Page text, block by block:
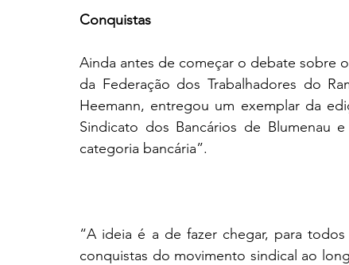
Conquistas
Ainda antes de começar o debate sobre
da Federação dos Trabalhadores do
Heemann, entregou um exemplar da
Sindicato dos Bancários de Blumenau
categoria bancária”.
“A ideia é a de fazer chegar, para
conquistas do movimento sindical ao